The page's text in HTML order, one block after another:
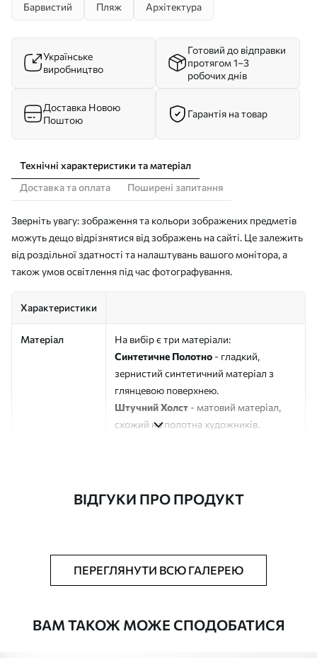
Барвистий Пляж Архітектура
Українське
виробництво
Готовий до відправки
протягом 1–3
робочих днів
Доставка Новою
Поштою
Гарантія на товар
Технічні характеристики та матеріал
Доставка та оплата
Поширені запитання
Зверніть увагу: зображення та кольори зображених предметів
можуть дещо відрізнятися від зображень на сайті. Це залежить
від роздільної здатності та налаштувань вашого монітора, а
також умов освітлення під час фотографування.
Характеристики
Матеріал
На вибір є три матеріали:
Синтетичне Полотно - гладкий,
зернистий синтетичний матеріал з
глянцевою поверхнею.
Штучний Холст - матовий матеріал,
схожий на полотна художників.
Додатково Можна додати лакове покриття.
ВІДГУКИ ПРО ПРОДУКТ
ПЕРЕГЛЯНУТИ ВСЮ ГАЛЕРЕЮ
ВАМ ТАКОЖ МОЖЕ СПОДОБАТИСЯ